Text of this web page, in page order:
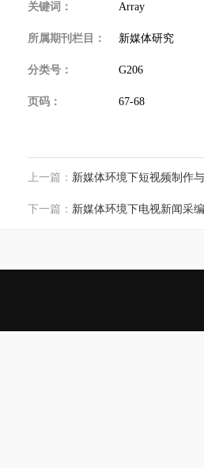
关键词： Array
所属期刊栏目： 新媒体研究
分类号： G206
页码： 67-68
上一篇： 新媒体环境下短视频制作
下一篇： 新媒体环境下电视新闻采